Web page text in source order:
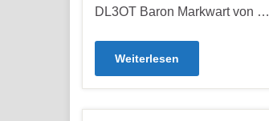
DL3OT Baron Markwart von …
Weiterlesen